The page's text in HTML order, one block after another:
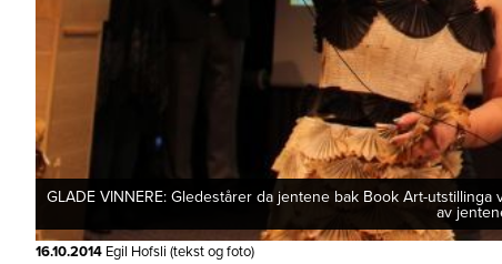
GLADE VINNERE: Gledestårer da jentene bak Book Art-
av
16.10.2014 Egil Hofsli (tekst og foto)